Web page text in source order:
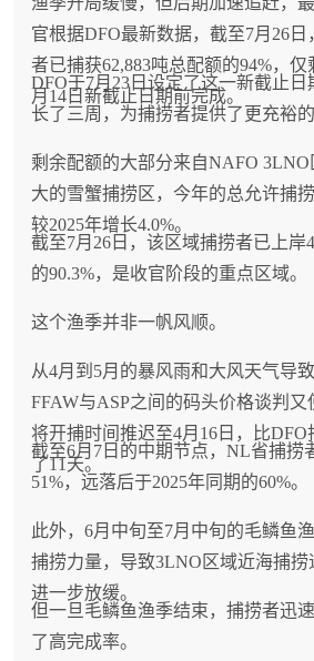
官根据DFO最新数据，截至7月26
者已捕获62,883吨总配额的94%，仅
月14日新截止日期前完成。
DFO于7月23日设定了这一新截止
长了三周，为捕捞者提供了更充裕的
剩余配额的大部分来自NAFO
大的雪蟹捕捞区，今年的总允许捕
较2025年增长4.0%。
截至7月26日，该区域捕捞者已上岸
的90.3%，是收官阶段的重点区域。
这个渔季并非一帆风顺。
从4月到5月的暴风雨和大风天气导致
FFAW与ASP之间的码头价格谈判又
将开捕时间推迟至4月16日，比DFO
了11天。
截至6月7日的中期节点，NL省捕捞
51%，远落后于2025年同期的60%。
此外，6月中旬至7月中旬的毛鳞鱼
捕捞力量，导致3LNO区域近海捕捞
进一步放缓。
但一旦毛鳞鱼渔季结束，捕捞者迅
了高完成率。